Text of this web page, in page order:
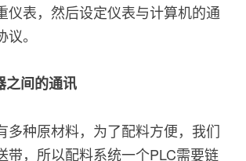
仪表，然后设定仪表与计算机的通
。
之间的通讯
多种原材料，为了配料方便，我们
带，所以配料系统一个PLC需要链